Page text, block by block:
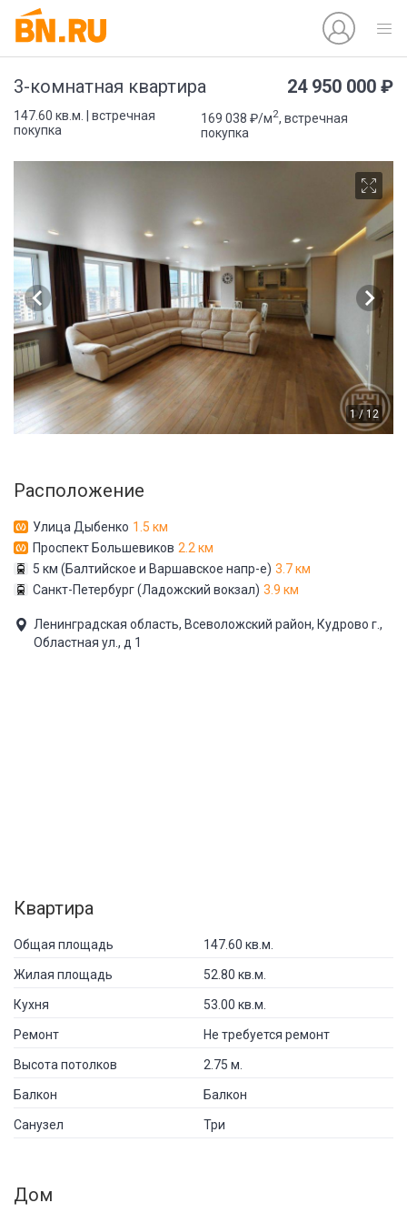
3-комнатная квартира 24 950 000 ₽
147.60 кв.м. | встречная
покупка
169 038 ₽/м2, встречная
покупка
1 / 12
Расположение
Улица Дыбенко 1.5 км
Проспект Большевиков 2.2 км
5 км (Балтийское и Варшавское напр-е) 3.7 км
Санкт-Петербург (Ладожский вокзал) 3.9 км
Ленинградская область, Всеволожский район, Кудрово г.,
Областная ул., д 1
Квартира
Общая площадь 147.60 кв.м.
Жилая площадь 52.80 кв.м.
Кухня 53.00 кв.м.
Ремонт Не требуется ремонт
Высота потолков 2.75 м.
Балкон Балкон
Санузел Три
Дом